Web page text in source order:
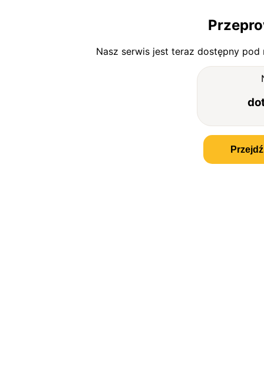
Nasz serwis jest teraz dostępny pod